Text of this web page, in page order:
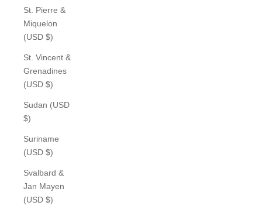
St. Pierre &
Miquelon
(USD $)
St. Vincent &
Grenadines
(USD $)
Sudan (USD
$)
Suriname
(USD $)
Svalbard &
Jan Mayen
(USD $)